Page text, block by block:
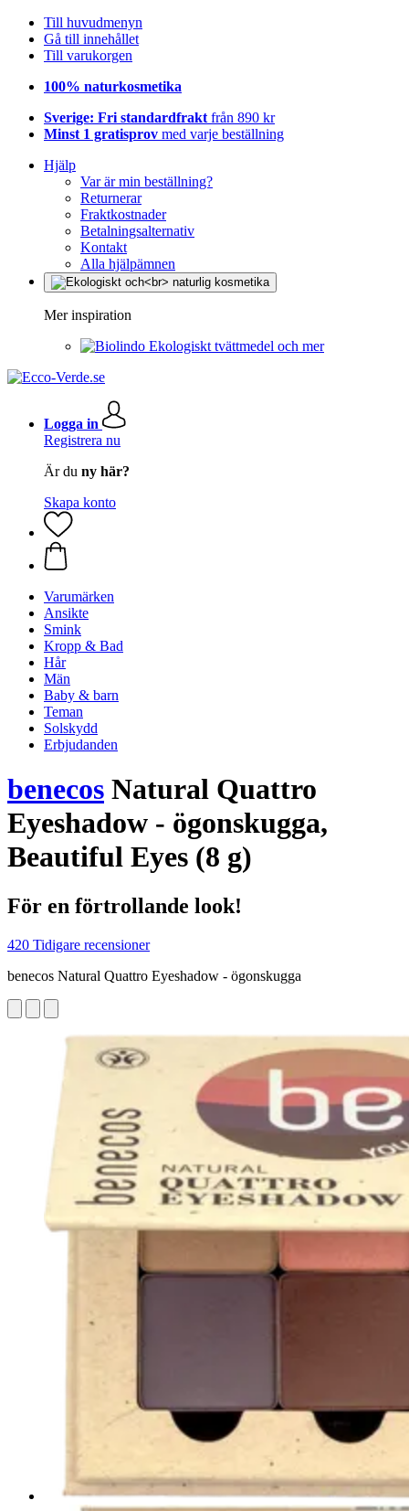
Till huvudmenyn
Gå till innehållet
Till varukorgen
100% naturkosmetika
Sverige: Fri standardfrakt från 890 kr
Minst 1 gratisprov med varje beställning
Hjälp
Var är min beställning?
Returnerar
Fraktkostnader
Betalningsalternativ
Kontakt
Alla hjälpämnen
Mer inspiration
Ekologiskt tvättmedel och mer
Logga in
Registrera nu
Är du ny här?
Skapa konto
Varumärken
Ansikte
Smink
Kropp & Bad
Hår
Män
Baby & barn
Teman
Solskydd
Erbjudanden
benecos Natural Quattro
Eyeshadow - ögonskugga,
Beautiful Eyes (8 g)
För en förtrollande look!
420 Tidigare recensioner
benecos Natural Quattro Eyeshadow - ögonskugga